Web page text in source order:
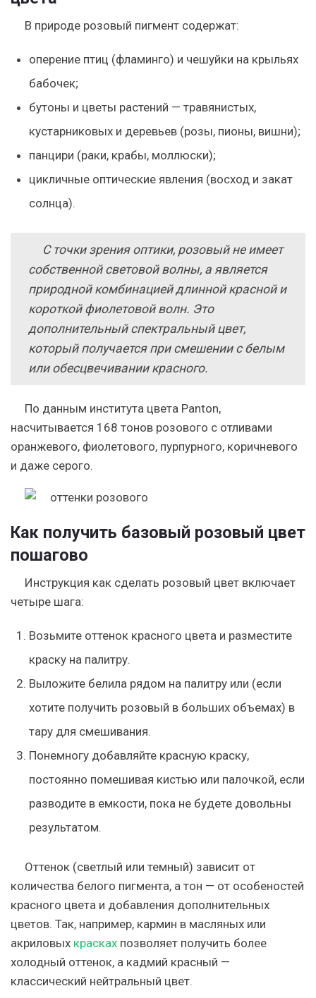
В природе розовый пигмент содержат:
оперение птиц (фламинго) и чешуйки на крыльях
бабочек;
бутоны и цветы растений — травянистых,
кустарниковых и деревьев (розы, пионы, вишни);
панцири (раки, крабы, моллюски);
цикличные оптические явления (восход и закат
солнца).
С точки зрения оптики, розовый не имеет
собственной световой волны, а является
природной комбинацией длинной красной и
короткой фиолетовой волн. Это
дополнительный спектральный цвет,
который получается при смешении с белым
или обесцвечивании красного.
По данным института цвета Panton,
насчитывается 168 тонов розового с отливами
оранжевого, фиолетового, пурпурного, коричневого
и даже серого.
Как получить базовый розовый цвет
пошагово
Инструкция как сделать розовый цвет включает
четыре шага:
Возьмите оттенок красного цвета и разместите
краску на палитру.
Выложите белила рядом на палитру или (если
хотите получить розовый в больших объемах) в
тару для смешивания.
Понемногу добавляйте красную краску,
постоянно помешивая кистью или палочкой, если
разводите в емкости, пока не будете довольны
результатом.
Оттенок (светлый или темный) зависит от
количества белого пигмента, а тон — от особеностей
красного цвета и добавления дополнительных
цветов. Так, например, кармин в масляных или
акриловых красках позволяет получить более
холодный оттенок, а кадмий красный —
классический нейтральный цвет.